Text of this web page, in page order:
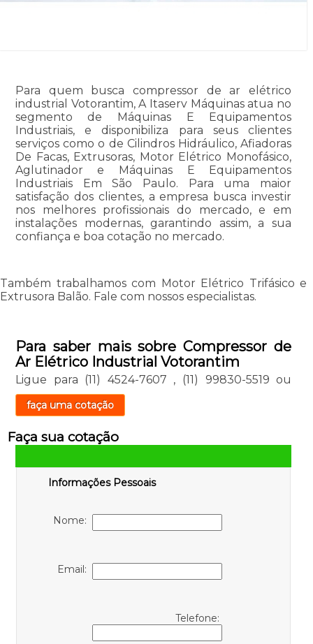
Para quem busca compressor de ar elétrico
industrial Votorantim, A Itaserv Máquinas atua no
segmento de Máquinas E Equipamentos
Industriais, e disponibiliza para seus clientes
serviços como o de Cilindros Hidráulico, Afiadoras
De Facas, Extrusoras, Motor Elétrico Monofásico,
Aglutinador e Máquinas E Equipamentos
Industriais Em São Paulo. Para uma maior
satisfação dos clientes, a empresa busca investir
nos melhores profissionais do mercado, e em
instalações modernas, garantindo assim, a sua
confiança e boa cotação no mercado.
Também trabalhamos com Motor Elétrico Trifásico e
Extrusora Balão. Fale com nossos especialistas.
Para saber mais sobre Compressor de
Ar Elétrico Industrial Votorantim
Ligue para (11) 4524-7607 , (11) 99830-5519 ou
faça uma cotação
Faça sua cotação
Informações Pessoais
Nome:
Email:
Telefone: